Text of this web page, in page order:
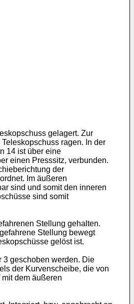
gelagert. Zur
ragen. In der
14 ist über eine
einen Presssitz, verbunden.
der
Im äußeren
sind und somit den inneren
sind somit
Stellung gehalten.
Stellung bewegt
gelöst ist.
3 geschoben werden. Die
der Kurvenscheibe, die von
dem äußeren